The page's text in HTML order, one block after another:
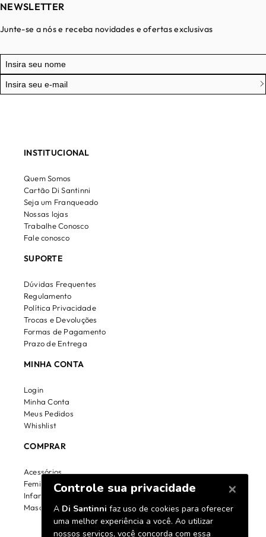
NEWSLETTER
Junte-se a nós e receba novidades e ofertas exclusivas
INSTITUCIONAL
Quem Somos
Cartão Di Santinni
Seja um Franqueado
Nossas lojas
Trabalhe Conosco
Fale conosco
SUPORTE
Dúvidas Frequentes
Regulamento
Política Privacidade
Trocas e Devoluções
Formas de Pagamento
Prazo de Entrega
MINHA CONTA
Login
Minha Conta
Meus Pedidos
Whishlist
COMPRAR
Acessórios
Feminino
Infantil
Masculino